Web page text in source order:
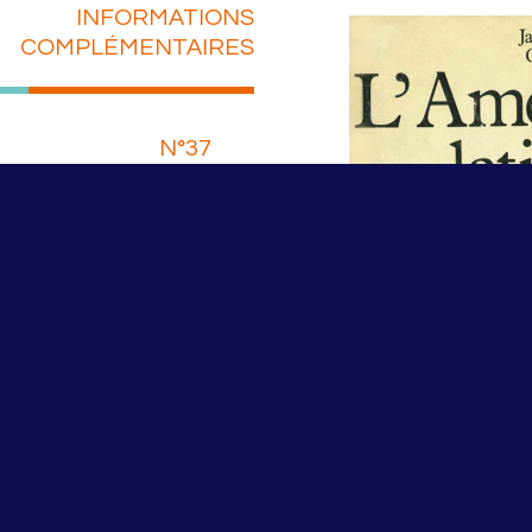
INFORMATIONS
COMPLÉMENTAIRES
N°37